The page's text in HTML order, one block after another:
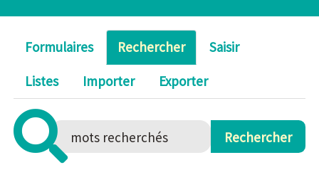
Formulaires Rechercher
Saisir
Listes
Importer Exporter